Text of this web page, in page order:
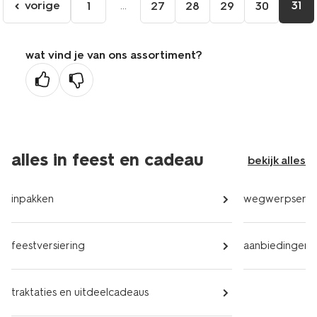
ga
naar
vorige
pagina
vorige 1 ... 27 28 29 30 31
wat vind je van ons assortiment?
alles in feest en cadeau bekijk alles
inpakken
feestversiering
traktaties en uitdeelcadeaus
aanbiedingen